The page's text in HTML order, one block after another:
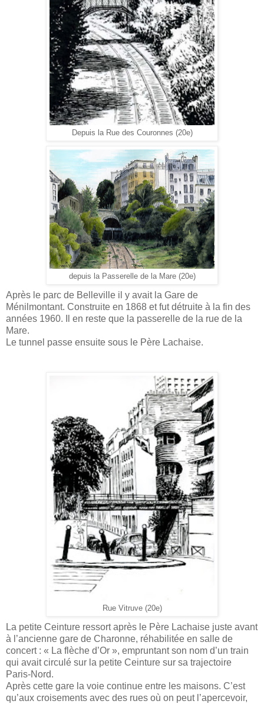
Depuis la Rue des Couronnes (20e)
depuis la Passerelle de la Mare (20e)
Après le parc de Belleville il y avait la Gare de
Ménilmontant. Construite en 1868 et fut détruite à la fin des
années 1960. Il en reste que la passerelle de la rue de la
Mare.
Le tunnel passe ensuite sous le Père Lachaise.
Rue Vitruve (20e)
La petite Ceinture ressort après le Père Lachaise juste avant
à l’ancienne gare de Charonne, réhabilitée en salle de
concert : « La flèche d’Or », empruntant son nom d’un train
qui avait circulé sur la petite Ceinture sur sa trajectoire
Paris-Nord.
Après cette gare la voie continue entre les maisons. C’est
qu’aux croisements avec des rues où on peut l’apercevoir,